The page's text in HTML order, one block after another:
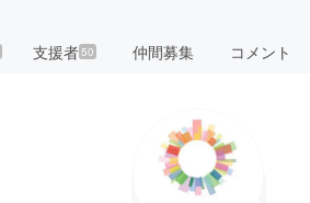
支援者50 仲間募集 コメント